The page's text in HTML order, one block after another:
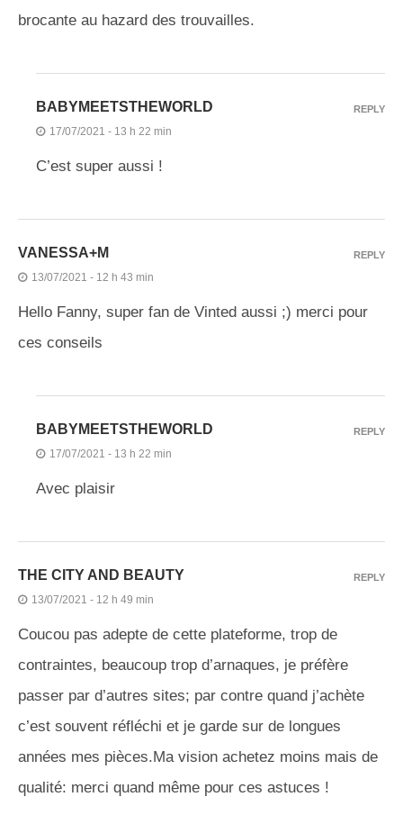
brocante au hazard des trouvailles.
BABYMEETSTHEWORLD
17/07/2021 - 13 h 22 min
C’est super aussi !
REPLY
VANESSA+M
13/07/2021 - 12 h 43 min
Hello Fanny, super fan de Vinted aussi ;) merci pour
ces conseils
REPLY
BABYMEETSTHEWORLD
17/07/2021 - 13 h 22 min
Avec plaisir
REPLY
THE CITY AND BEAUTY
13/07/2021 - 12 h 49 min
Coucou pas adepte de cette plateforme, trop de
contraintes, beaucoup trop d’arnaques, je préfère
passer par d’autres sites; par contre quand j’achète
c’est souvent réfléchi et je garde sur de longues
années mes pièces.Ma vision achetez moins mais de
qualité: merci quand même pour ces astuces !
REPLY